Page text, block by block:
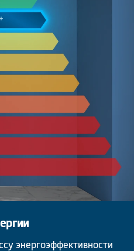
энергоэффективности